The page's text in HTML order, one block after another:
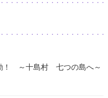
！ ～十島村 七つの島へ～